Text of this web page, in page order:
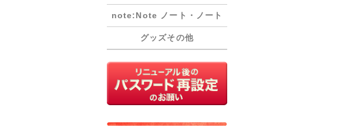
note:Note ノート・ノート
グッズその他